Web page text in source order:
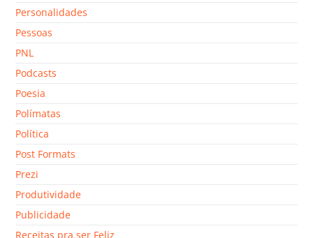
Personalidades
Pessoas
PNL
Podcasts
Poesia
Polímatas
Política
Post Formats
Prezi
Produtividade
Publicidade
Receitas pra ser Feliz